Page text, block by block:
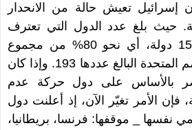
أن إسرائيل تعيش حالة من الانحدار
حيث بلغ عدد الدول التي تعترف
رسميًا بـ"فلسطين" 153 دولة، أي نحو 80% من مجموع
الدول الأعضاء في الأمم المتحدة البالغ عددها 193. وإذا كان
بالأساس على دول حركة عدم
فإن الأمر تغيّر الآن، إذ أعلنت دول
نفسها _ موقفها: فرنسا، بريطانيا،